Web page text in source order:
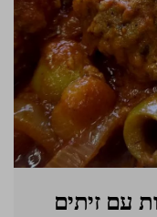
עם זיתים